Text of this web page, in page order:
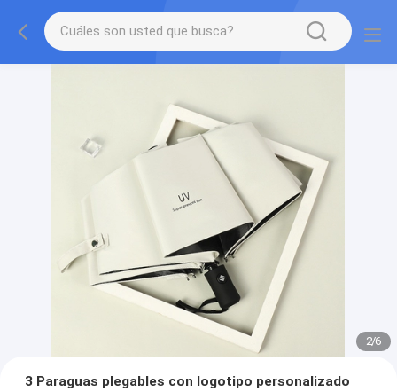
2/6
3 Paraguas plegables con logotipo personalizado